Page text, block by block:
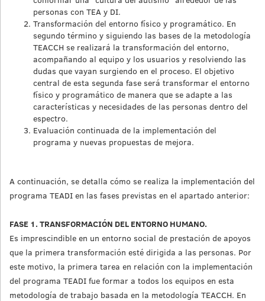
personas con TEA y DI.
Transformación del entorno físico y programático. En
segundo término y siguiendo las bases de la metodología
TEACCH se realizará la transformación del entorno,
acompañando al equipo y los usuarios y resolviendo las
dudas que vayan surgiendo en el proceso. El objetivo
central de esta segunda fase será transformar el entorno
físico y programático de manera que se adapte a las
características y necesidades de las personas dentro del
espectro.
Evaluación continuada de la implementación del
programa y nuevas propuestas de mejora.
A continuación, se detalla cómo se realiza la implementación del
programa TEADI en las fases previstas en el apartado anterior:
FASE 1. TRANSFORMACIÓN DEL ENTORNO HUMANO.
Es imprescindible en un entorno social de prestación de apoyos
que la primera transformación esté dirigida a las personas. Por
este motivo, la primera tarea en relación con la implementación
del programa TEADI fue formar a todos los equipos en esta
metodología de trabajo basada en la metodología TEACCH. En